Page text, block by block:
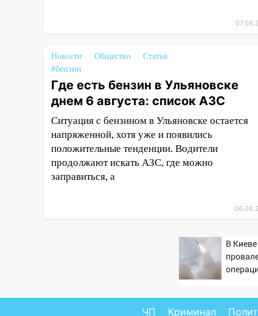
августа в Ульяновской области
20:04 Ульяновцев приглашают
на забег, посвящённый Дню
воздушного флота России
19:12 В Ульяновской области
руководителя частной
компании наказали за сокрытие
прошлого своего сотрудник
суд оставил в силе приговор
«УльяновскФармации» за
Ветераны легкой
Новости Общество
Статьи
#бензин
Где есть бензин в Ульяновске
днем 6 августа: список АЗС
Ситуация с бензином в Ульяновске остается
напряженной, хотя уже и появились
положительные тенденции. Водители
продолжают искать АЗС, где можно
заправиться, а
В
ЧП Криминал